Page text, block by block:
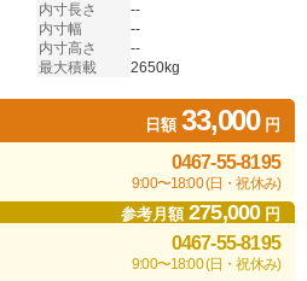
内寸長さ
--
内寸幅
--
内寸高さ
--
最大積載
2650kg
日額33,000円
0467-55-8195
9:00〜18:00 (日・祝休み)
参考月額275,000円
0467-55-8195
9:00〜18:00 (日・祝休み)